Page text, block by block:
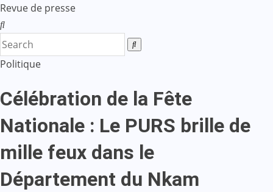
Revue de presse
Politique
Célébration de la Fête
Nationale : Le PURS brille de
mille feux dans le
Département du Nkam